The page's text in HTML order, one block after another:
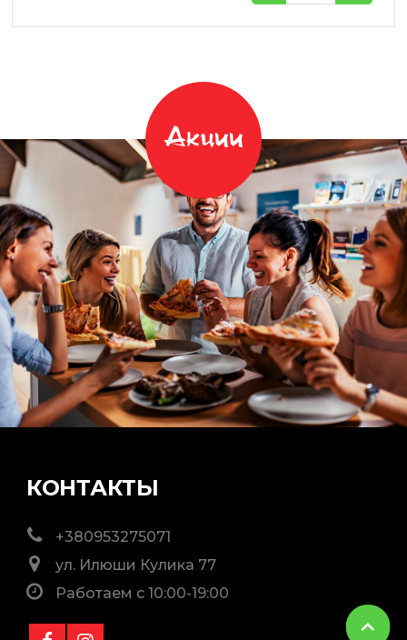
Акции
КОНТАКТЫ
+380953275071
ул. Илюши Кулика 77
Работаем с 10:00-19:00